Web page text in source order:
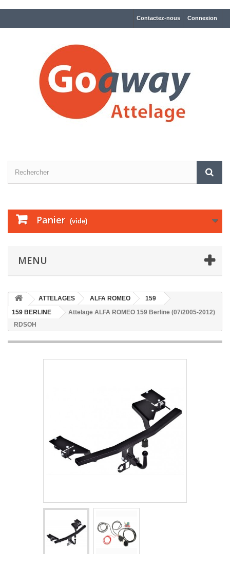
Connexion
Contactez-nous
Panier (vide)
MENU
ATTELAGES ALFA ROMEO
159
159 BERLINE
Attelage ALFA ROMEO 159 Berline (07/2005-2012)
RDSOH